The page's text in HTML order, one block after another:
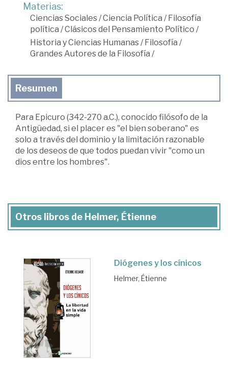
Materias:
Ciencias Sociales/Ciencia Política / Filosofía
política /Clásicos del Pensamiento Político /
Historia y Ciencias Humanas/ Filosofía /
Grandes Autores de la Filosofía /
Resumen
Para Epicuro (342-270 a.C.), conocido filósofo de la
Antigüedad, si el placer es "el bien soberano" es
solo a través del dominio y la limitación razonable
de los deseos de que todos puedan vivir "como un
dios entre los hombres".
Otros libros de Helmer, Étienne
Diógenes y los cínicos
Helmer, Étienne